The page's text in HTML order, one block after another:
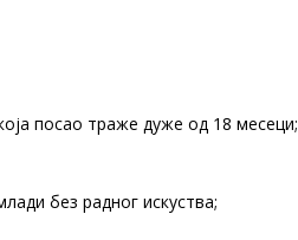
посао траже дуже од 18 месеци;
без радног искуства;